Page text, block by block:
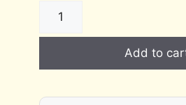
DURŲ
S6
Add to